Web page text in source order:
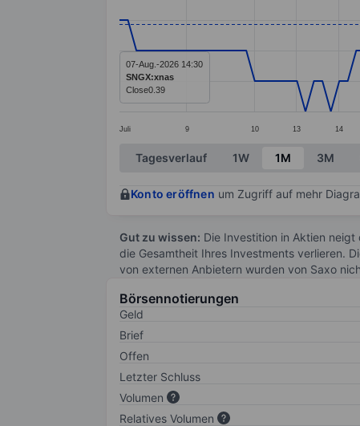
The chart has 1 X axis displaying
The chart has 1 Y axis displaying
Juli 9 10 13 14
07-Aug.-2026 14:30
SNGX:xnas
Close0.39
End of interactive chart.
Tagesverlauf 1W 1M 3M
Konto eröffnen um Zugriff auf mehr
Gut zu wissen: Die Investition in Aktien
die Gesamtheit Ihres Investments verlieren.
von externen Anbietern wurden von Saxo
Börsennotierungen
Geld
Brief
Offen
Letzter Schluss
Volumen
Relatives Volumen